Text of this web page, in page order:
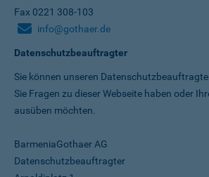
Fax 0221 308-103
info@gothaer.de
Datenschutzbeauftragter
Sie können unseren
Sie Fragen zu dieser Webseite haben oder
ausüben möchten.
BarmeniaGothaer AG
Datenschutzbeauftragter